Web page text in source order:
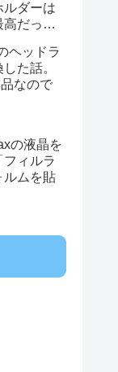
ルダーは
だっ
ヘッドラ
た話。
なので
の液晶を
ィルラ
ルムを貼